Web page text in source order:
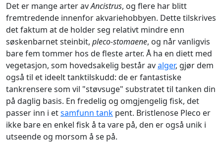
Det er mange arter avAncistrus, og flere har blitt
fremtredende innenfor akvariehobbyen. Dette tilskrives
det faktum at de holder seg relativt mindre enn
søskenbarnet steinbit, pleco-stomaene, og når vanligvis
bare fem tommer hos de fleste arter. Å ha en diett med
vegetasjon, som hovedsakelig består avalger, gjør dem
også til et ideelt tanktilskudd: de er fantastiske
tankrensere som vil "støvsuge" substratet til tanken din
på daglig basis. En fredelig og omgjengelig fisk, det
passer inn i etsamfunn tank pent. Bristlenose Pleco er
ikke bare en enkel fisk å ta vare på, den er også unik i
utseende og morsom å se på.